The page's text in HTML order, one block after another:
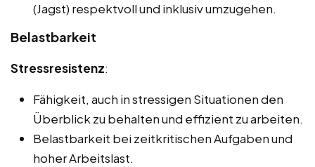
(Jagst) respektvoll und inklusiv umzugehen.
Belastbarkeit
Stressresistenz:
Fähigkeit, auch in stressigen Situationen den
Überblick zu behalten und effizient zu arbeiten.
Belastbarkeit bei zeitkritischen Aufgaben und
hoher Arbeitslast.